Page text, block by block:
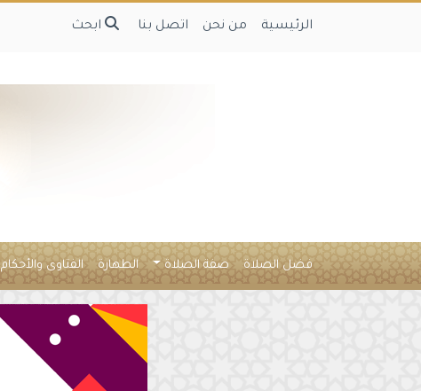
الرئيسية من نحن اتصل بنا ابحث
فضل الصلاة صفة الصلاة الطهارة الفتاوى والأحكام